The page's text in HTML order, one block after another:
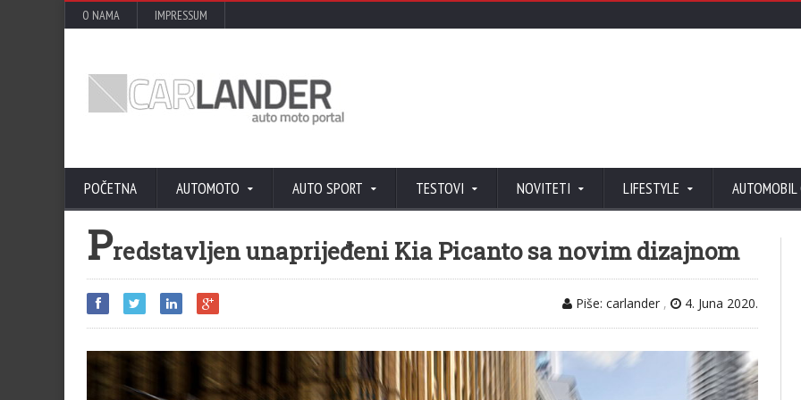
O NAMA IMPRESSUM
POČETNA AUTOMOTO AUTO SPORT TESTOVI NOVITETI LIFESTYLE AUTOMOBIL
Predstavljen unaprijeđeni Kia Picanto sa novim dizajnom
Piše: carlander , 4. Juna 2020.